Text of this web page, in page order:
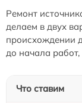
Ремонт
делаем в двух
происхождении
до начала
Что ставим